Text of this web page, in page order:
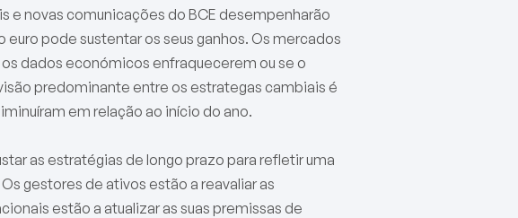
e novas comunicações do BCE desempenharão
pode sustentar os seus ganhos. Os mercados
dados económicos enfraquecerem ou se o
predominante entre os estrategas cambiais é
em relação ao início do ano.
as estratégias de longo prazo para refletir uma
gestores de ativos estão a reavaliar as
estão a atualizar as suas premissas de